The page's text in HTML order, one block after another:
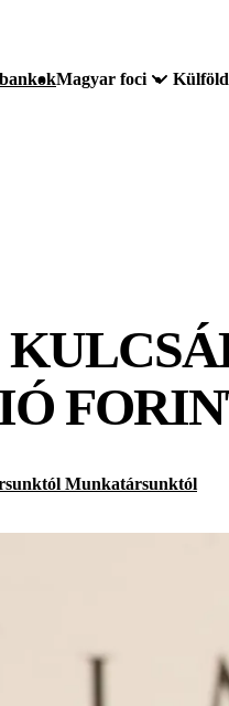
Magyar foci
Munkatársunktól